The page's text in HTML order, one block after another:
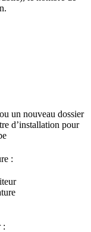
un nouveau dossier
d’installation pour
:
: